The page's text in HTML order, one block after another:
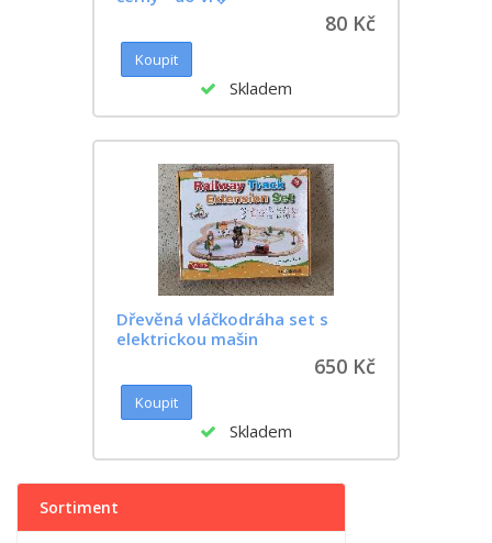
80 Kč
Skladem
Dřevěná vláčkodráha set s
elektrickou mašin
650 Kč
Skladem
Sortiment